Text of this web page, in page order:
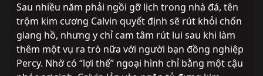
Sau nhiều năm phải ngồi gỡ lịch trong nhà đá, tên
trộm kim cương Calvin quyết định sẽ rút khỏi chốn
giang hồ, nhưng y chỉ cam tâm rút lui sau khi làm
thêm một vụ ra trò nữa với người bạn đồng nghiệp
Percy. Nhờ có “lợi thế” ngoại hình chỉ bằng một cậu